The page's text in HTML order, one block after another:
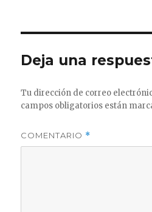
Deja una
Tu dirección de correo
campos obligatorios están
COMENTARIO *